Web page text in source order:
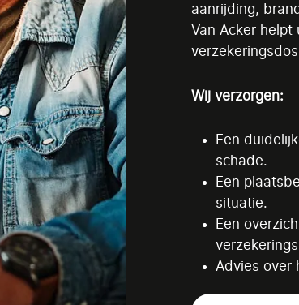
aanrijding,
Van Acker
Wij verzorgen:
Een
schade.
Een
situatie.
Een
Advies over